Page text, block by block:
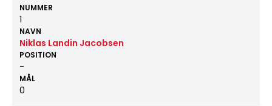
NUMMER
1
NAVN
Niklas Landin Jacobsen
POSITION
-
MÅL
0